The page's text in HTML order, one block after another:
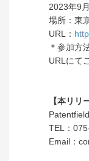
2023年9
場所：東
URL：
＊参加方
URLにて
【本リリ
TEL：
Email：